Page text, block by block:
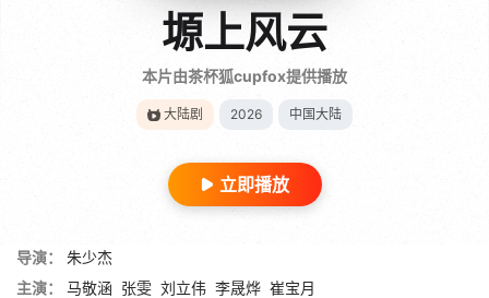
塬上风云
本片由茶杯狐cupfox提供播放
大陆剧 2026 中国大陆
立即播放
导演：
朱少杰
主演：
马敬涵 张雯 刘立伟 李晟烨 崔宝月